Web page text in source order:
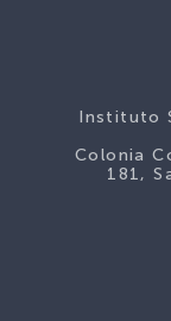
Instituto
Colonia
181,